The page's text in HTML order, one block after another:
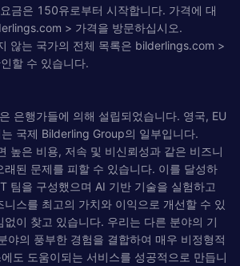
금은 150유로부터 시작합니다. 가격에 대
> 가격을 방문하십시오.
않는 국가의 전체 목록은 bilderlings.com >
할 수 있습니다.
은행가들에 의해 설립되었습니다. 영국, EU
국제 Bilderling Group의 일부입니다.
높은 비용, 저속 및 비신뢰성과 같은 비즈니
래된 문제를 피할 수 있습니다. 이를 달성하
팀을 구성했으며 AI 기반 기술을 실험하고
니스를 최고의 가치와 이익으로 개선할 수 있
없이 찾고 있습니다. 우리는 다른 분야의 기
야의 풍부한 경험을 결합하여 매우 비정형적
도 도움이되는 서비스를 성공적으로 만듭니